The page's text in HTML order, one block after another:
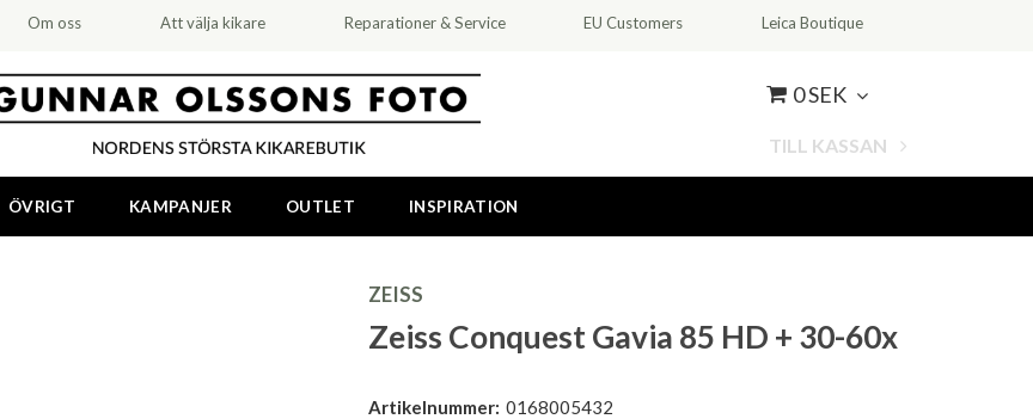
Om oss Att välja kikare Reparationer & Service EU Customers Leica Boutique
0 SEK
TILL KASSAN
ÖVRIGT KAMPANJER OUTLET INSPIRATION
ZEISS
Zeiss Conquest Gavia 85 HD + 30-60x
Artikelnummer: 0168005432